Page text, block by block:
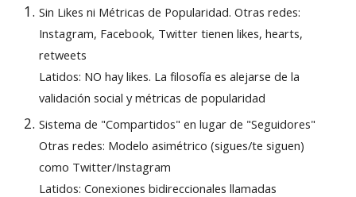
Sin Likes ni Métricas de Popularidad. Otras redes:
Instagram, Facebook, Twitter tienen likes, hearts,
retweets
Latidos: NO hay likes. La filosofía es alejarse de la
validación social y métricas de popularidad
Sistema de "Compartidos" en lugar de "Seguidores"
Otras redes: Modelo asimétrico (sigues/te siguen)
como Twitter/Instagram
Latidos: Conexiones bidireccionales llamadas